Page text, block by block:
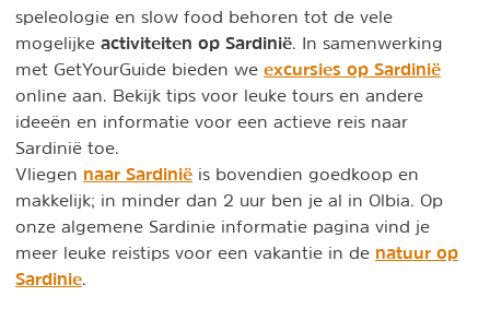
speleologie en slow food behoren tot de vele
mogelijke activiteiten op Sardinië . In samenwerking
met GetYourGuide bieden we excursies op Sardinië
online aan. Bekijk tips voor leuke tours en andere
ideeën en informatie voor een actieve reis naar
Sardinië toe.
Vliegen naar Sardinië is bovendien goedkoop en
makkelijk; in minder dan 2 uur ben je al in Olbia. Op
onze algemene Sardinie informatie pagina vind je
meer leuke reistips voor een vakantie in de natuur op
Sardinie